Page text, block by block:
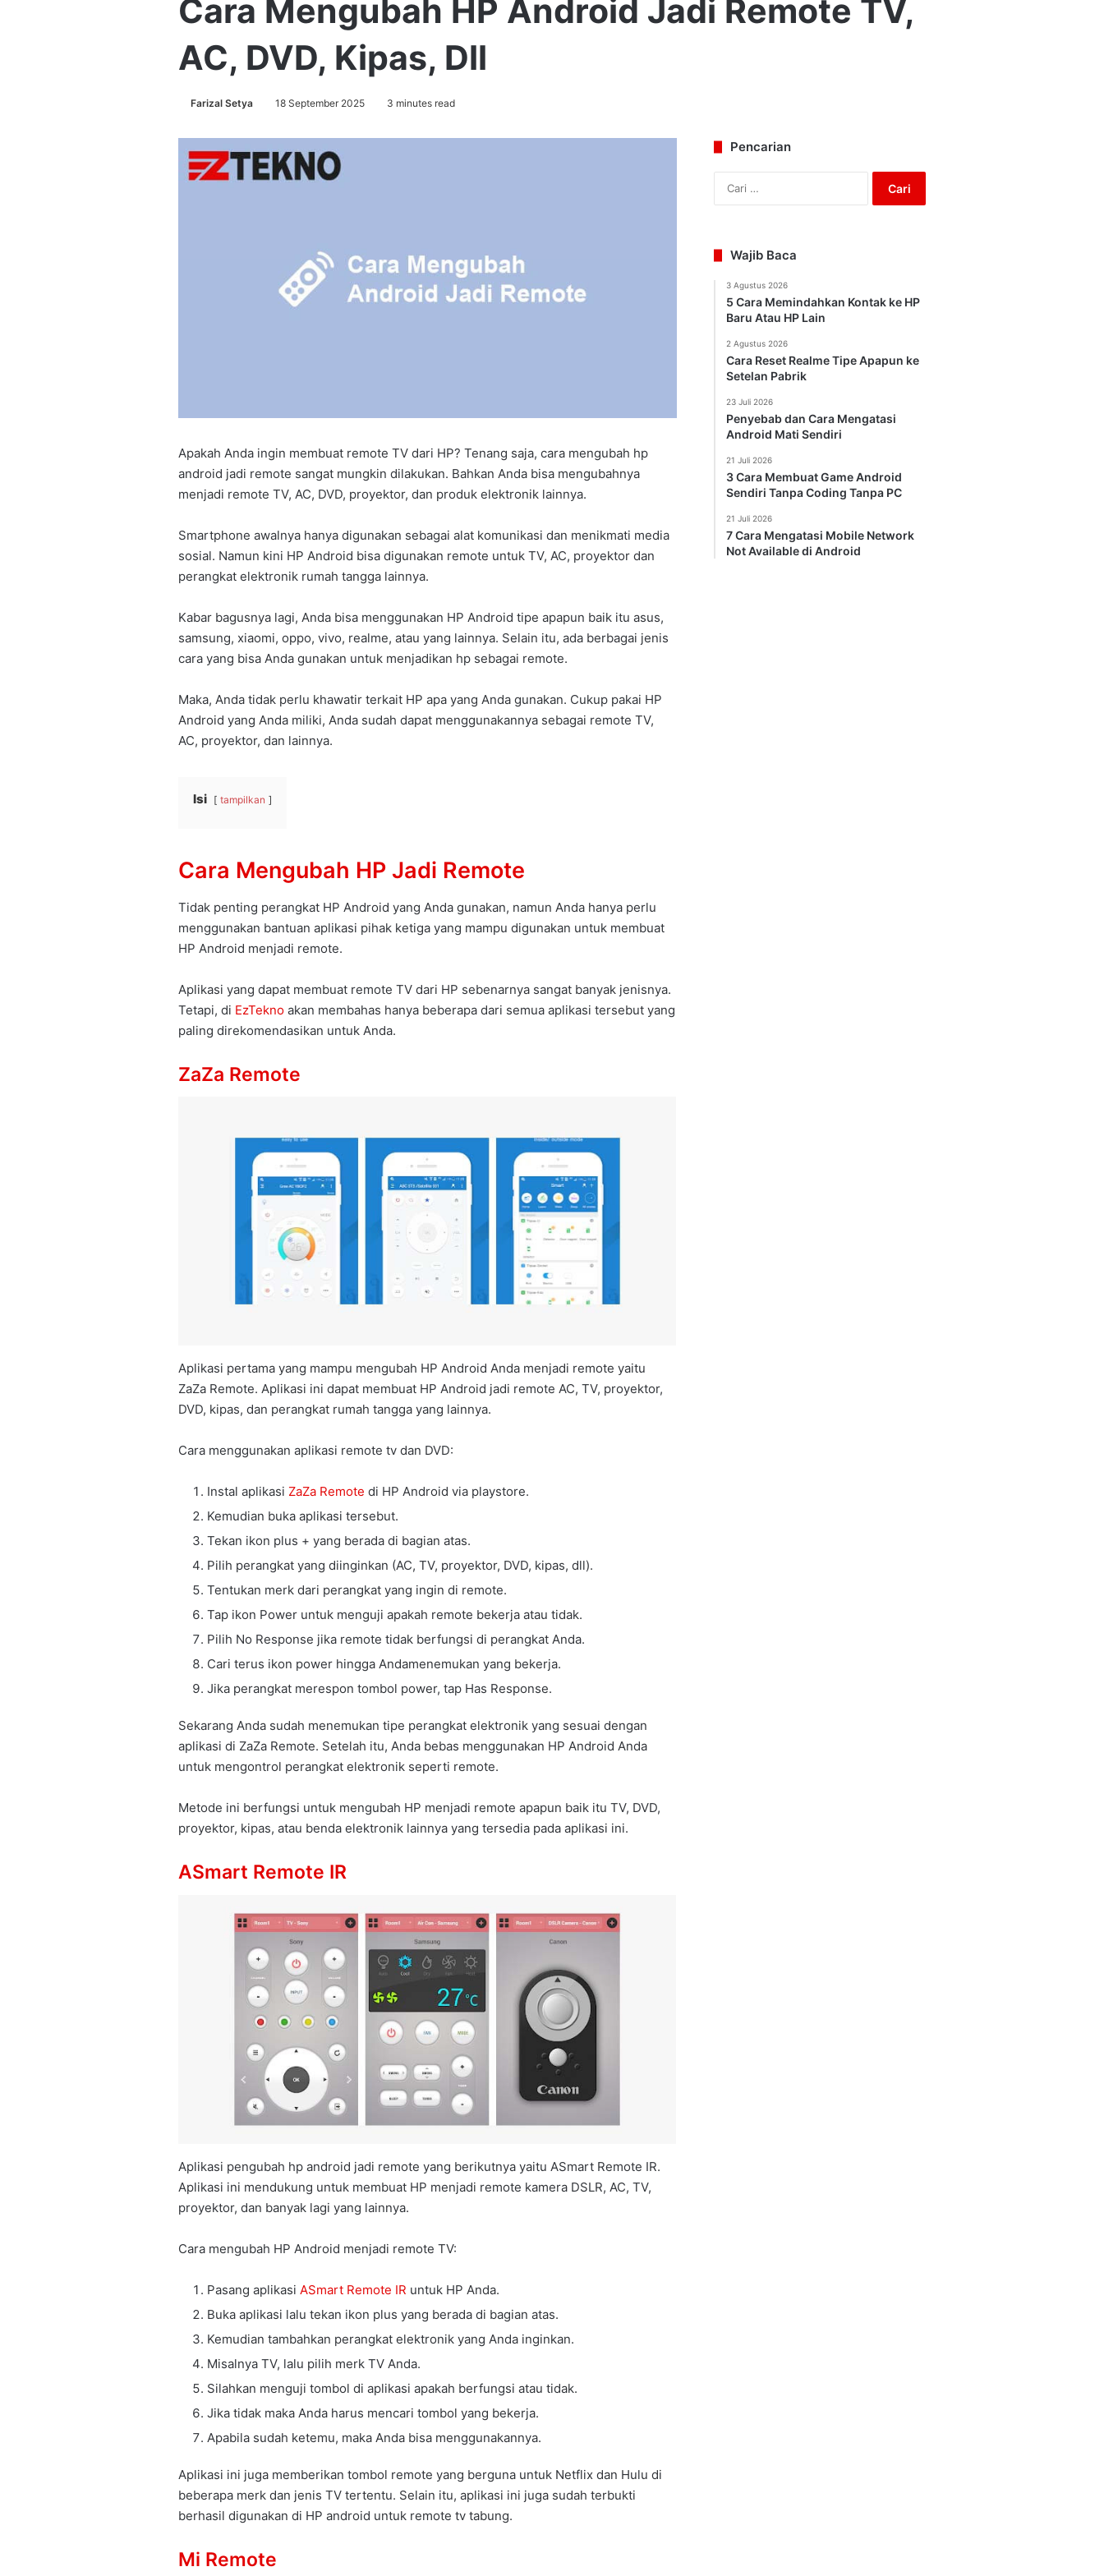
Cara Mengubah HP Android Jadi Remote TV,
AC, DVD, Kipas, Dll
Farizal Setya 18 September 2025 3 minutes read
Apakah Anda ingin membuat remote TV dari HP? Tenang saja, cara mengubah hp
android jadi remote sangat mungkin dilakukan. Bahkan Anda bisa mengubahnya
menjadi remote TV, AC, DVD, proyektor, dan produk elektronik lainnya.
Smartphone awalnya hanya digunakan sebagai alat komunikasi dan menikmati media
sosial. Namun kini HP Android bisa digunakan remote untuk TV, AC, proyektor dan
perangkat elektronik rumah tangga lainnya.
Kabar bagusnya lagi, Anda bisa menggunakan HP Android tipe apapun baik itu asus,
samsung, xiaomi, oppo, vivo, realme, atau yang lainnya. Selain itu, ada berbagai jenis
cara yang bisa Anda gunakan untuk menjadikan hp sebagai remote.
Maka, Anda tidak perlu khawatir terkait HP apa yang Anda gunakan. Cukup pakai HP
Android yang Anda miliki, Anda sudah dapat menggunakannya sebagai remote TV,
AC, proyektor, dan lainnya.
Isi tampilkan
Cara Mengubah HP Jadi Remote
Tidak penting perangkat HP Android yang Anda gunakan, namun Anda hanya perlu
menggunakan bantuan aplikasi pihak ketiga yang mampu digunakan untuk membuat
HP Android menjadi remote.
Aplikasi yang dapat membuat remote TV dari HP sebenarnya sangat banyak jenisnya.
Tetapi, di EzTekno akan membahas hanya beberapa dari semua aplikasi tersebut yang
paling direkomendasikan untuk Anda.
ZaZa Remote
Aplikasi pertama yang mampu mengubah HP Android Anda menjadi remote yaitu
ZaZa Remote. Aplikasi ini dapat membuat HP Android jadi remote AC, TV, proyektor,
DVD, kipas, dan perangkat rumah tangga yang lainnya.
Cara menggunakan aplikasi remote tv dan DVD:
Instal aplikasi ZaZa Remote di HP Android via playstore.
Kemudian buka aplikasi tersebut.
Tekan ikon plus + yang berada di bagian atas.
Pilih perangkat yang diinginkan (AC, TV, proyektor, DVD, kipas, dll).
Tentukan merk dari perangkat yang ingin di remote.
Tap ikon Power untuk menguji apakah remote bekerja atau tidak.
Pilih No Response jika remote tidak berfungsi di perangkat Anda.
Cari terus ikon power hingga Andamenemukan yang bekerja.
Jika perangkat merespon tombol power, tap Has Response.
Sekarang Anda sudah menemukan tipe perangkat elektronik yang sesuai dengan
aplikasi di ZaZa Remote. Setelah itu, Anda bebas menggunakan HP Android Anda
untuk mengontrol perangkat elektronik seperti remote.
Metode ini berfungsi untuk mengubah HP menjadi remote apapun baik itu TV, DVD,
proyektor, kipas, atau benda elektronik lainnya yang tersedia pada aplikasi ini.
ASmart Remote IR
Aplikasi pengubah hp android jadi remote yang berikutnya yaitu ASmart Remote IR.
Aplikasi ini mendukung untuk membuat HP menjadi remote kamera DSLR, AC, TV,
proyektor, dan banyak lagi yang lainnya.
Cara mengubah HP Android menjadi remote TV:
Pasang aplikasi ASmart Remote IR untuk HP Anda.
Buka aplikasi lalu tekan ikon plus yang berada di bagian atas.
Kemudian tambahkan perangkat elektronik yang Anda inginkan.
Misalnya TV, lalu pilih merk TV Anda.
Silahkan menguji tombol di aplikasi apakah berfungsi atau tidak.
Jika tidak maka Anda harus mencari tombol yang bekerja.
Apabila sudah ketemu, maka Anda bisa menggunakannya.
Aplikasi ini juga memberikan tombol remote yang berguna untuk Netflix dan Hulu di
beberapa merk dan jenis TV tertentu. Selain itu, aplikasi ini juga sudah terbukti
berhasil digunakan di HP android untuk remote tv tabung.
Mi Remote
Pencarian
untuk:
Wajib Baca
3 Agustus 2026
5 Cara Memindahkan Kontak ke HP
Baru Atau HP Lain
2 Agustus 2026
Cara Reset Realme Tipe Apapun ke
Setelan Pabrik
23 Juli 2026
Penyebab dan Cara Mengatasi
Android Mati Sendiri
21 Juli 2026
3 Cara Membuat Game Android
Sendiri Tanpa Coding Tanpa PC
21 Juli 2026
7 Cara Mengatasi Mobile Network
Not Available di Android